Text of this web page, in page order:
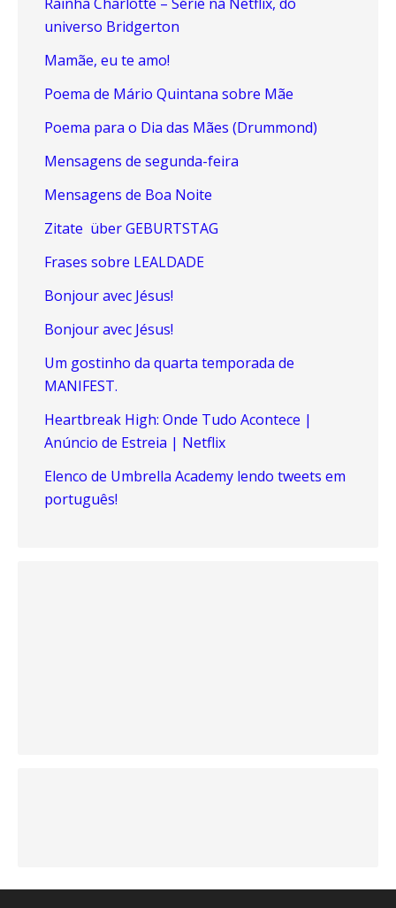
universo Bridgerton
Mamãe, eu te amo!
Poema de Mário Quintana sobre Mãe
Poema para o Dia das Mães (Drummond)
Mensagens de segunda-feira
Mensagens de Boa Noite
Zitate über GEBURTSTAG
Frases sobre LEALDADE
Bonjour avec Jésus!
Bonjour avec Jésus!
Um gostinho da quarta temporada de
MANIFEST.
Heartbreak High: Onde Tudo Acontece |
Anúncio de Estreia | Netflix
Elenco de Umbrella Academy lendo tweets em
português!